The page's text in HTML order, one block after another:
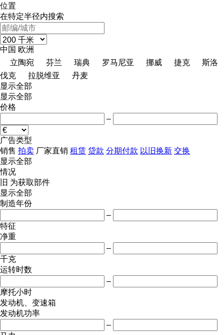
位置
在特定半径内搜索
中国 欧洲
立陶宛
芬兰 瑞典 罗马尼亚 挪威 捷克
斯洛
伐克
拉脱维亚
丹麦
显示全部
显示全部
价格
–
广告类型
销售 拍卖 厂家直销 租赁 贷款 分期付款 以旧换新 交换
显示全部
情况
旧 为获取部件
显示全部
制造年份
–
特征
净重
–
千克
运转时数
–
摩托小时
发动机、变速箱
发动机功率
–